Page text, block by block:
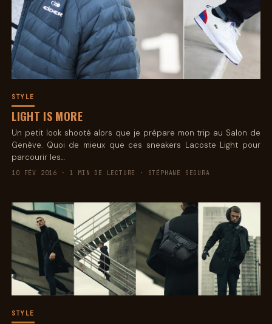
STYLE
LIGHT IS MORE
Un petit look shooté alors que je prépare mon trip au Salon de
Genève. Quoi de mieux que ces sneakers Lacoste Light pour
parcourir les…
10 FÉV 2016 · 1 MIN DE LECTURE · STÉPHANE SEGURA
STYLE